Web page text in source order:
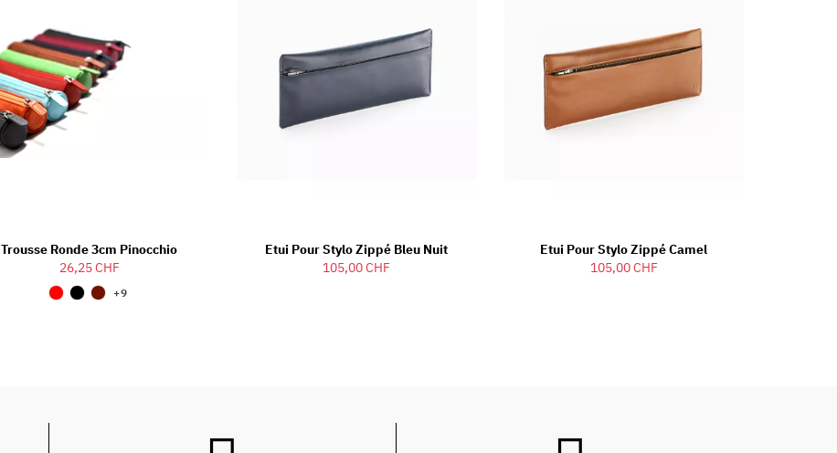
Trousse Ronde 3cm Pinocchio
26,25 CHF
+9
Etui Pour Stylo Zippé Bleu Nuit
105,00 CHF
Etui Pour Stylo Zippé Camel
105,00 CHF